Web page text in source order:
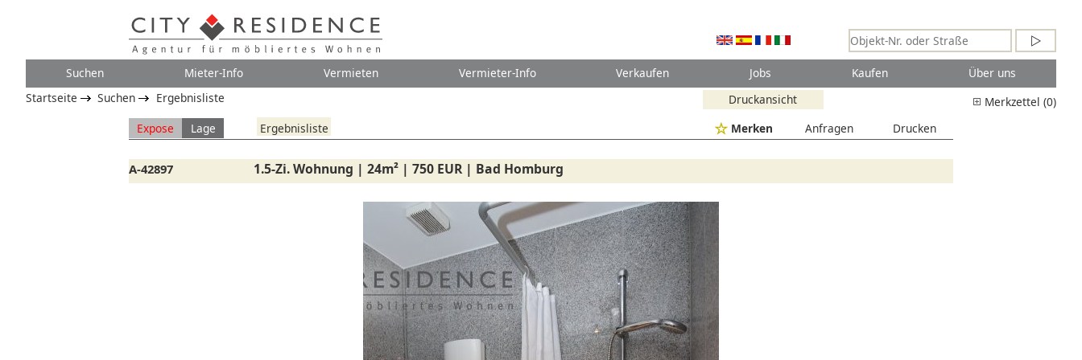
Suchen Mieter-Info Vermieten Vermieter-Info Verkaufen Jobs Kaufen
Über uns
Merkzettel (0)
Druckansicht
Startseite Suchen
Ergebnisliste
Expose
Lage Ergebnisliste Drucken
Anfragen
Merken
A-42897 1.5-Zi. Wohnung | 24m² | 750 EUR | Bad Homburg